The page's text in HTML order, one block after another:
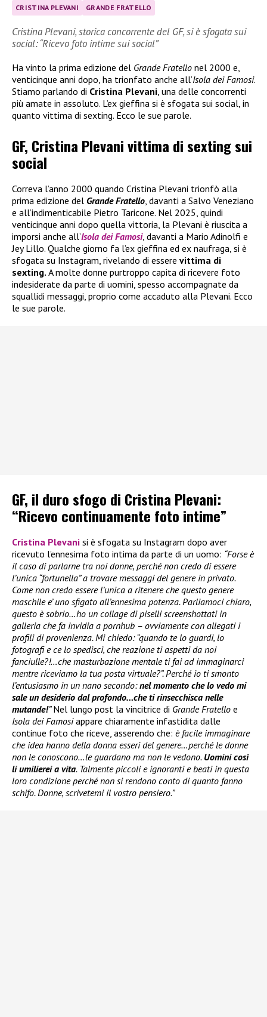
CRISTINA PLEVANI GRANDE FRATELLO
Cristina Plevani, storica concorrente del GF, si è sfogata sui
social: “Ricevo foto intime sui social”
Ha vinto la prima edizione del Grande Fratello nel 2000 e,
venticinque anni dopo, ha trionfato anche all’Isola dei Famosi.
Stiamo parlando di Cristina Plevani, una delle concorrenti
più amate in assoluto. L’ex gieffina si è sfogata sui social, in
quanto vittima di sexting. Ecco le sue parole.
GF, Cristina Plevani vittima di sexting sui
social
Correva l’anno 2000 quando Cristina Plevani trionfò alla
prima edizione del Grande Fratello , davanti a Salvo Veneziano
e all’indimenticabile Pietro Taricone. Nel 2025, quindi
venticinque anni dopo quella vittoria, la Plevani è riuscita a
imporsi anche all’Isola dei Famosi, davanti a Mario Adinolfi e
Jey Lillo. Qualche giorno fa l’ex gieffina ed ex naufraga, si è
sfogata su Instagram, rivelando di essere vittima di
sexting. A molte donne purtroppo capita di ricevere foto
indesiderate da parte di uomini, spesso accompagnate da
squallidi messaggi, proprio come accaduto alla Plevani. Ecco
le sue parole.
GF, il duro sfogo di Cristina Plevani:
“Ricevo continuamente foto intime”
Cristina Plevani si è sfogata su Instagram dopo aver
ricevuto l’ennesima foto intima da parte di un uomo: “Forse è
il caso di parlarne tra noi donne, perché non credo di essere
l’unica “fortunella” a trovare messaggi del genere in privato.
Come non credo essere l’unica a ritenere che questo genere
maschile e’ uno sfigato all’ennesima potenza. Parliamoci chiaro,
questo è sobrio…ho un collage di piselli screenshottati in
galleria che fa invidia a pornhub – ovviamente con allegati i
profili di provenienza. Mi chiedo: “quando te lo guardi, lo
fotografi e ce lo spedisci, che reazione ti aspetti da noi
fanciulle?!…che masturbazione mentale ti fai ad immaginarci
mentre riceviamo la tua posta virtuale?”. Perché io ti smonto
l’entusiasmo in un nano secondo:nel momento che lo vedo mi
sale un desiderio dal profondo…che ti rinsecchisca nelle
mutande!”Nel lungo post la vincitrice di Grande Fratello e
Isola dei Famosiappare chiaramente infastidita dalle
continue foto che riceve, asserendo che: è facile immaginare
che idea hanno della donna esseri del genere…perché le donne
non le conoscono…le guardano ma non le vedono. Uomini così
li umilierei a vita. Talmente piccoli e ignoranti e beati in questa
loro condizione perché non si rendono conto di quanto fanno
schifo. Donne, scrivetemi il vostro pensiero.”